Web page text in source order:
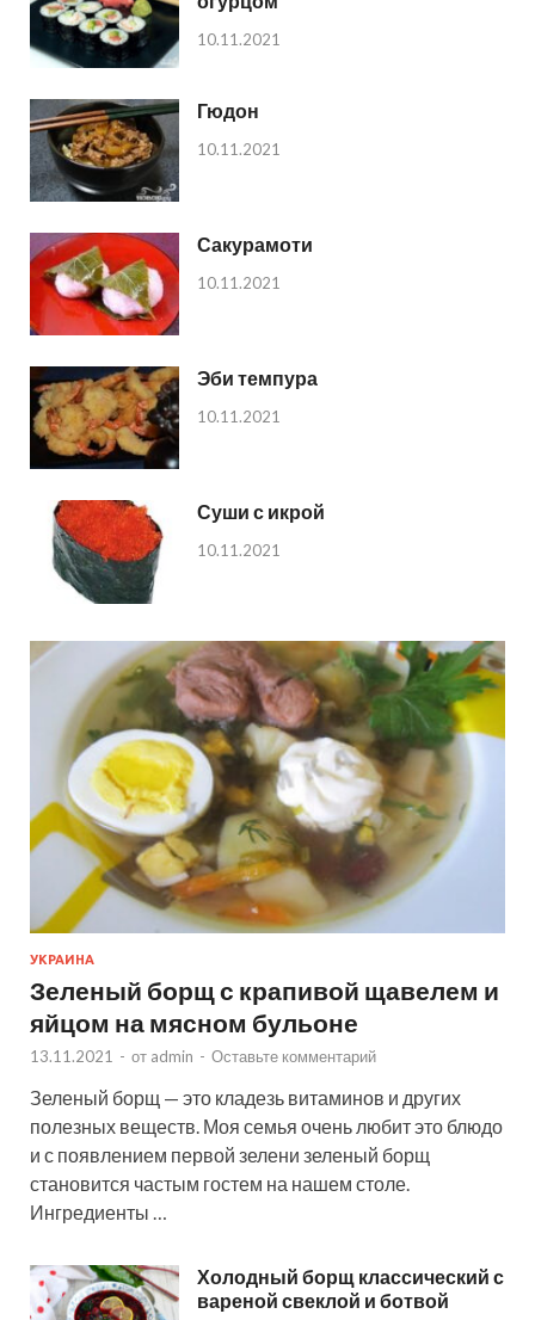
10.11.2021
Гюдон
10.11.2021
Сакурамоти
10.11.2021
Эби темпура
10.11.2021
Суши с икрой
10.11.2021
УКРАИНА
Зеленый борщ с крапивой щавелем и
яйцом на мясном бульоне
13.11.2021 - от admin - Оставьте комментарий
Зеленый борщ — это кладезь витаминов и других
полезных веществ. Моя семья очень любит это блюдо
и с появлением первой зелени зеленый борщ
становится частым гостем на нашем столе.
Ингредиенты …
Холодный борщ классический с
вареной свеклой и ботвой